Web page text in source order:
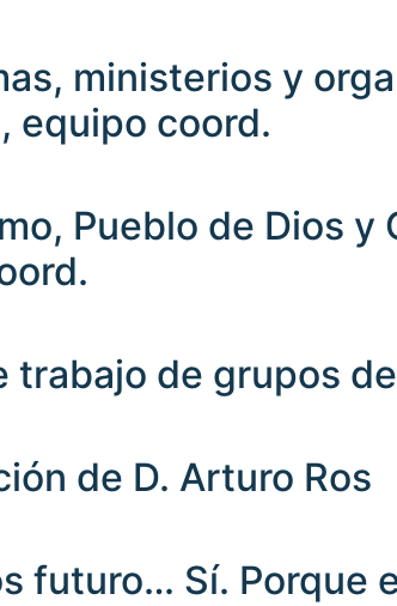
ministerios y
equipo coord.
Pueblo de Dios y
trabajo de grupos
de D. Arturo Ros
futuro… Sí. Porque